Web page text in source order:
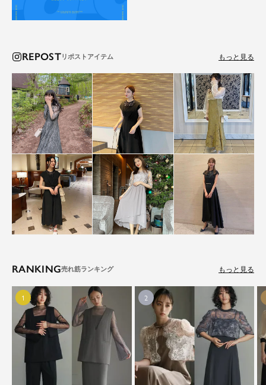
REPOST もっと見る
RANKING もっと見る